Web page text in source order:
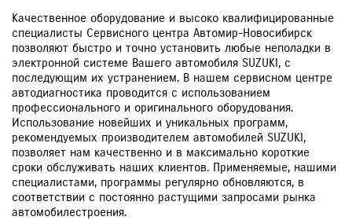
Качественное оборудование и высоко квалифицированные
специалисты Сервисного центра Автомир-Новосибирск
позволяют быстро и точно установить любые неполадки в
электронной системе Вашего автомобиля SUZUKI, с
последующим их устранением. В нашем сервисном центре
автодиагностика проводится с использованием
профессионального и оригинального оборудования.
Использование новейших и уникальных программ,
рекомендуемых производителем автомобилей SUZUKI,
позволяет нам качественно и в максимально короткие
сроки обслуживать наших клиентов. Применяемые, нашими
специалистами, программы регулярно обновляются, в
соответствии с постоянно растущими запросами рынка
автомобилестроения.